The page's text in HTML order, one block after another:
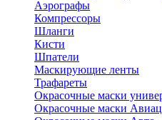
Аэрографы
Компрессоры
Шланги
Кисти
Шпатели
Маскирующие ленты
Трафареты
Окрасочные маски
Окрасочные маски